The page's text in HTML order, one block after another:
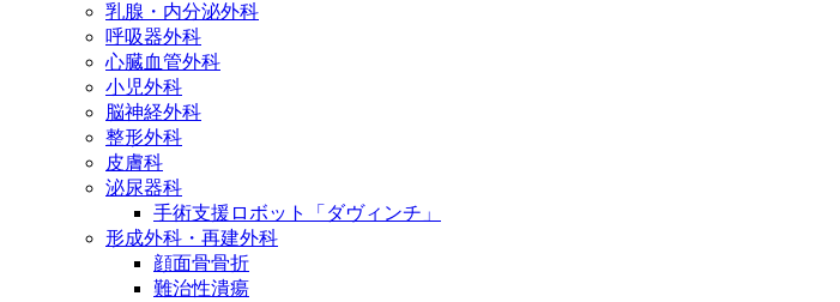
乳腺・内分泌外科
呼吸器外科
心臓血管外科
小児外科
脳神経外科
整形外科
皮膚科
泌尿器科
手術支援ロボット「ダヴィンチ」
形成外科・再建外科
顔面骨骨折
難治性潰瘍